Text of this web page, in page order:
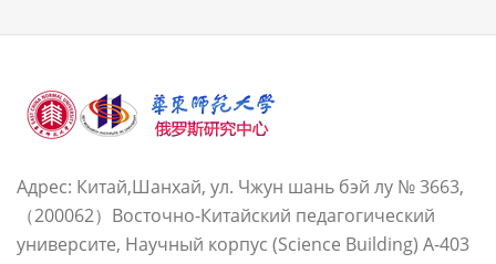
Адрес: Китай,Шанхай, ул. Чжун шань бэй лу № 3663,
（200062）Восточно-Китайский педагогический
университе, Научный корпус (Science Building) A-403